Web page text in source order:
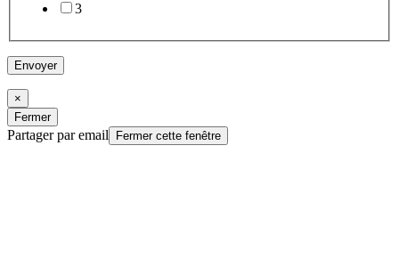
3
Envoyer
×
Fermer
Partager par email Fermer cette fenêtre